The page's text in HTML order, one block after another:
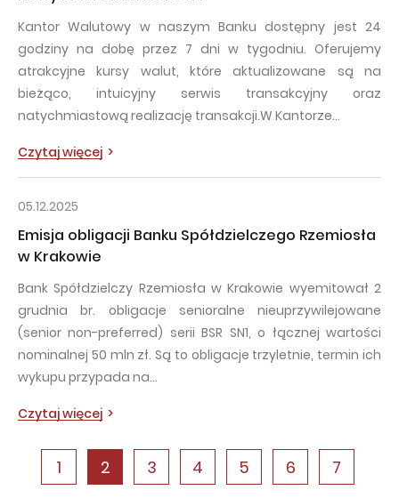
Kantor Walutowy w naszym Banku dostępny jest 24
godziny na dobę przez 7 dni w tygodniu. Oferujemy
atrakcyjne kursy walut, które aktualizowane są na
bieżąco, intuicyjny serwis transakcyjny oraz
natychmiastową realizację transakcji.W Kantorze…
Czytaj więcej
05.12.2025
Emisja obligacji Banku Spółdzielczego Rzemiosła
w Krakowie
Bank Spółdzielczy Rzemiosła w Krakowie wyemitował 2
grudnia br. obligacje senioralne nieuprzywilejowane
(senior non-preferred) serii BSR SN1, o łącznej wartości
nominalnej 50 mln zł. Są to obligacje trzyletnie, termin ich
wykupu przypada na…
Czytaj więcej
1 2 3 4 5 6 7